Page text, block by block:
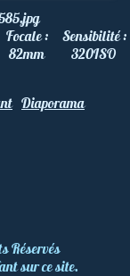
Focale :
82mm
Sensibilité :
320ISO
Diaporama
Réservés
sur ce site.